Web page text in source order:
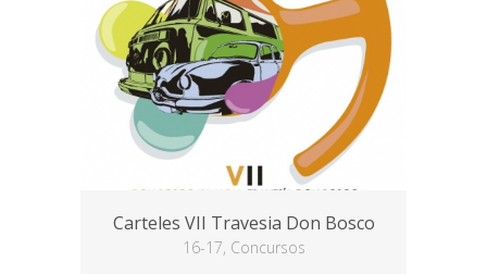
Carteles VII Travesia Don Bosco
16-17, Concursos